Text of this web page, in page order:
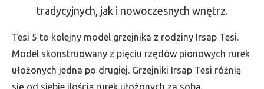
-
wys.
1500,
szer.
585,
tradycyjnych, jak i nowoczesnych wnętrz.
Tesi 5 to kolejny model grzejnika z rodziny Irsap Tesi.
Model skonstruowany z pięciu rzędów pionowych rurek
ułożonych jedna po drugiej. Grzejniki Irsap Tesi różnią
się od siebie ilością rurek ułożonych za sobą.